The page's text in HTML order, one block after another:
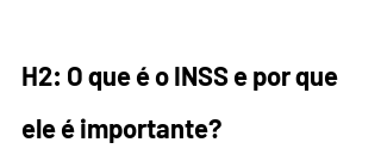
H2: O que é o INSS e por que
ele é importante?